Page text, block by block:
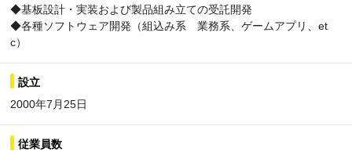
◆基板設計・実装および製品組み立ての受託開発
◆各種ソフトウェア開発（組込み系 業務系、ゲームアプリ、et
c）
設立
2000年7月25日
従業員数